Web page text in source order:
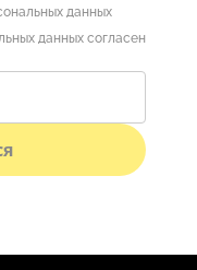
данных
данных согласен